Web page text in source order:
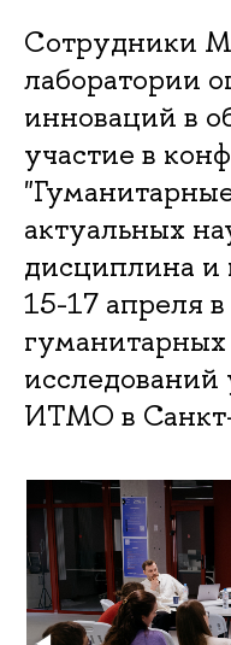
Сотрудники
лаборатории
инноваций в
участие в
актуальных
дисциплина и
15-17 апреля
гуманитарных
исследований
ИТМО в